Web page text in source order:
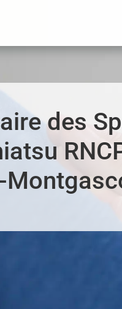
des